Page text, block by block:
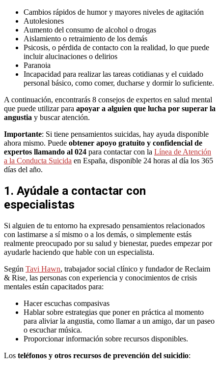
Cambios rápidos de humor y mayores niveles de agitación
Autolesiones
Aumento del consumo de alcohol o drogas
Aislamiento o retraimiento de los demás
Psicosis, o pérdida de contacto con la realidad, lo que puede
incluir alucinaciones o delirios
Paranoia
Incapacidad para realizar las tareas cotidianas y el cuidado
personal básico, como comer, ducharse y dormir lo suficiente.
A continuación, encontrarás 8 consejos de expertos en salud mental
que puede utilizar para apoyar a alguien que lucha por superar la
angustia y buscar atención.
Importante: Si tiene pensamientos suicidas, hay ayuda disponible
ahora mismo. Puede obtener apoyo gratuito y confidencial de
expertos llamando al 024 para contactar con la Línea de Atención
a la Conducta Suicida en España, disponible 24 horas al día los 365
días del año.
1. Ayúdale a contactar con
especialistas
Si alguien de tu entorno ha expresado pensamientos relacionados
con lastimarse a sí mismo o a los demás, o simplemente estás
realmente preocupado por su salud y bienestar, puedes empezar por
ayudarle haciendo que hable con un especialista.
Según Tavi Hawn, trabajador social clínico y fundador de Reclaim
& Rise, las personas con experiencia y conocimientos de crisis
mentales están capacitados para:
Hacer escuchas compasivas
Hablar sobre estrategias que poner en práctica al momento
para aliviar la angustia, como llamar a un amigo, dar un paseo
o escuchar música.
Proporcionar información sobre recursos disponibles.
Los teléfonos y otros recursos de prevención del suicidio: